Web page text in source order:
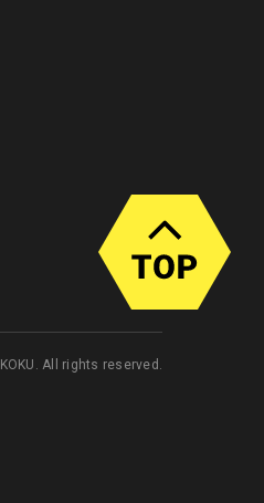
All rights reserved.